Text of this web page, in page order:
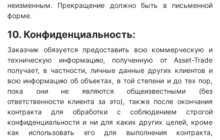
неизменным. Прекращение должно быть в письменной
форме.
10. Конфиденциальность:
Заказчик обязуется предоставить всю коммерческую и
техническую информацию, полученную от Asset-Trade
получает, в частности, личные данные других клиентов и
всю информацию об объектах, в той степени и до тех пор,
пока они не являются общеизвестными (без
ответственности клиента за это), также после окончания
контракта для обработки с соблюдением строгой
конфиденциальности и ни для каких других целей, кроме
как использовать его для выполнения контракта,